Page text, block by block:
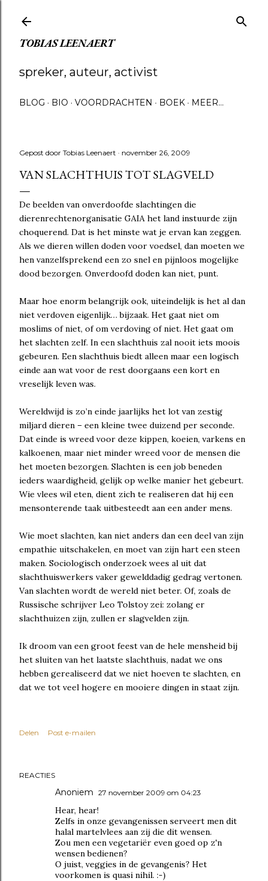
TOBIAS LEENAERT
spreker, auteur, activist
BLOG BIO VOORDRACHTEN BOEK MEER…
Gepost door Tobias Leenaert november 26, 2009
VAN SLACHTHUIS TOT SLAGVELD
De beelden van onverdoofde slachtingen die
dierenrechtenorganisatie GAIA het land instuurde zijn
choquerend. Dat is het minste wat je ervan kan zeggen.
Als we dieren willen doden voor voedsel, dan moeten we
hen vanzelfsprekend een zo snel en pijnloos mogelijke
dood bezorgen. Onverdoofd doden kan niet, punt.
Maar hoe enorm belangrijk ook, uiteindelijk is het al dan
niet verdoven eigenlijk… bijzaak. Het gaat niet om
moslims of niet, of om verdoving of niet. Het gaat om
het slachten zelf. In een slachthuis zal nooit iets moois
gebeuren. Een slachthuis biedt alleen maar een logisch
einde aan wat voor de rest doorgaans een kort en
vreselijk leven was.
Wereldwijd is zo’n einde jaarlijks het lot van zestig
miljard dieren – een kleine twee duizend per seconde.
Dat einde is wreed voor deze kippen, koeien, varkens en
kalkoenen, maar niet minder wreed voor de mensen die
het moeten bezorgen. Slachten is een job beneden
ieders waardigheid, gelijk op welke manier het gebeurt.
Wie vlees wil eten, dient zich te realiseren dat hij een
mensonterende taak uitbesteedt aan een ander mens.
Wie moet slachten, kan niet anders dan een deel van zijn
empathie uitschakelen, en moet van zijn hart een steen
maken. Sociologisch onderzoek wees al uit dat
slachthuiswerkers vaker gewelddadig gedrag vertonen.
Van slachten wordt de wereld niet beter. Of, zoals de
Russische schrijver Leo Tolstoy zei: zolang er
slachthuizen zijn, zullen er slagvelden zijn.
Ik droom van een groot feest van de hele mensheid bij
het sluiten van het laatste slachthuis, nadat we ons
hebben gerealiseerd dat we niet hoeven te slachten, en
dat we tot veel hogere en mooiere dingen in staat zijn.
Delen Post e-mailen
REACTIES
Anoniem 27 november 2009 om 04:23
Hear, hear!
Zelfs in onze gevangenissen serveert men dit
halal martelvlees aan zij die dit wensen.
Zou men een vegetariër even goed op z'n
wensen bedienen?
O juist, veggies in de gevangenis? Het
voorkomen is quasi nihil. :-)